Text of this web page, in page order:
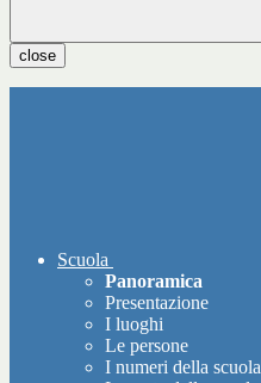
close
Scuola
Panoramica
Presentazione
I luoghi
Le persone
I numeri della scuola